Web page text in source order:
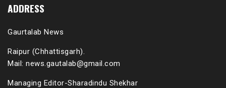
ADDRESS
Gaurtalab News
Raipur (Chhattisgarh).
Mail: news.gautalab@gmail.com
Managing Editor-Sharadindu Shekhar